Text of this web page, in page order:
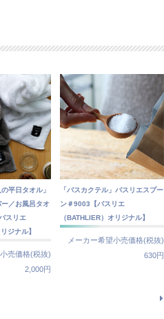
平日タオル」
／お風呂タオ
スリエ
ジナル】
売価格(税抜)
2,000円
「バスカクテル」バスリエスプー
ン＃9003【バスリエ
（BATHLIER）オリジナル】
メーカー希望小売価格(税抜)
630円